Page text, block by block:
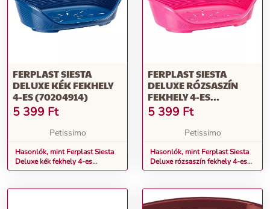
FERPLAST SIESTA
DELUXE KÉK FEKHELY
4-ES (70204914)
5 399 Ft
Petissimo
Hasonlók, mint Ferplast Siesta
Deluxe kék fekhely 4-es
(70204914)
FERPLAST SIESTA
DELUXE RÓZSASZÍN
FEKHELY 4-ES
(70204916)
5 399 Ft
Petissimo
Hasonlók, mint Ferplast Siesta
Deluxe rózsaszín fekhely 4-es
(70204916)